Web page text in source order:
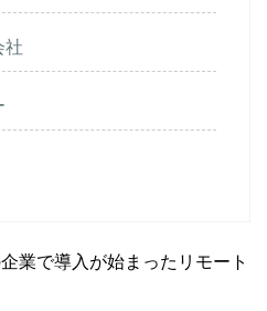
社
業で導入が始まったリモート